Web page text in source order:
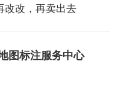
改改，再卖出去
图标注服务中心